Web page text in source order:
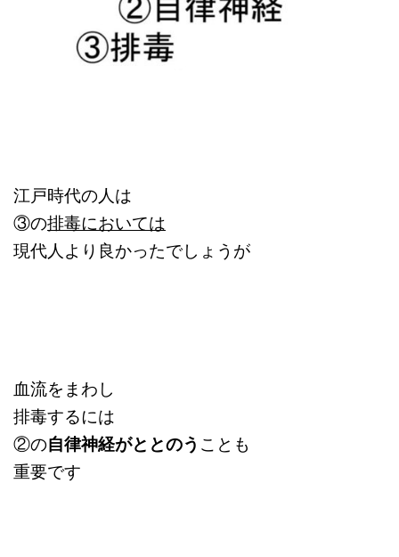
江戸時代の人は
③の排毒においては
現代人より良かったでしょうが
血流をまわし
排毒するには
②の自律神経がととのう ことも
重要です